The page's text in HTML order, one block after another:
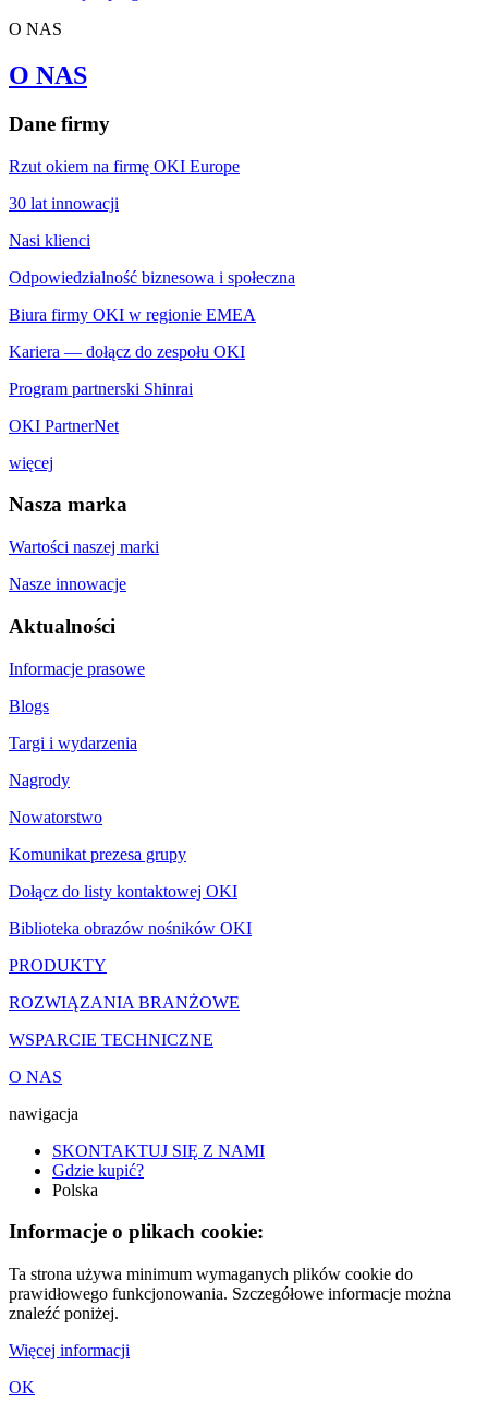
O NAS
O NAS
Dane firmy
Rzut okiem na firmę OKI Europe
30 lat innowacji
Nasi klienci
Odpowiedzialność biznesowa i społeczna
Biura firmy OKI w regionie EMEA
Kariera — dołącz do zespołu OKI
Program partnerski Shinrai
OKI PartnerNet
więcej
Nasza marka
Wartości naszej marki
Nasze innowacje
Aktualności
Informacje prasowe
Blogs
Targi i wydarzenia
Nagrody
Nowatorstwo
Komunikat prezesa grupy
Dołącz do listy kontaktowej OKI
Biblioteka obrazów nośników OKI
PRODUKTY
ROZWIĄZANIA BRANŻOWE
WSPARCIE TECHNICZNE
O NAS
nawigacja
SKONTAKTUJ SIĘ Z NAMI
Gdzie kupić?
Polska
Informacje o plikach cookie:
Ta strona używa minimum wymaganych plików cookie do
prawidłowego funkcjonowania. Szczegółowe informacje można
znaleźć poniżej.
Więcej informacji
OK